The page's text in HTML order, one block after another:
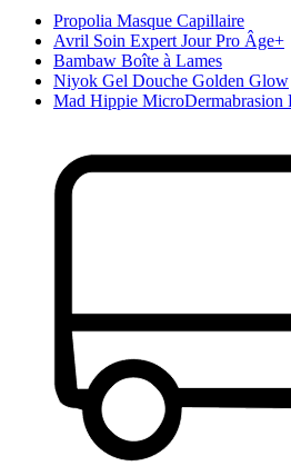
Propolia Masque Capillaire
Avril Soin Expert Jour Pro Âge+
Bambaw Boîte à Lames
Niyok Gel Douche Golden Glow
Mad Hippie MicroDermabrasion